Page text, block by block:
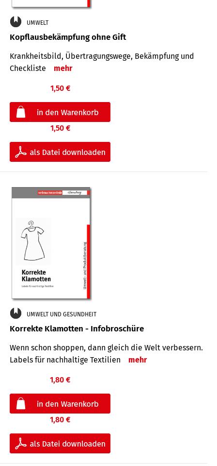
UMWELT
Kopflausbekämpfung ohne Gift
Krankheits­bild, Übertra­gungs­wege, Bekämpfung und
Check­liste
mehr
1,50 €
1,50 €
UMWELT UND GESUNDHEIT
Korrekte Klamotten - Infobroschüre
Wenn schon shoppen, dann gleich die Welt verbessern.
Labels für nachhaltige Textilien
mehr
1,80 €
1,80 €